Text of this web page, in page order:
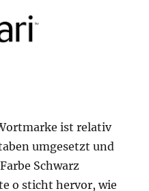
ist relativ
umgesetzt und
Schwarz
o sticht hervor, wie